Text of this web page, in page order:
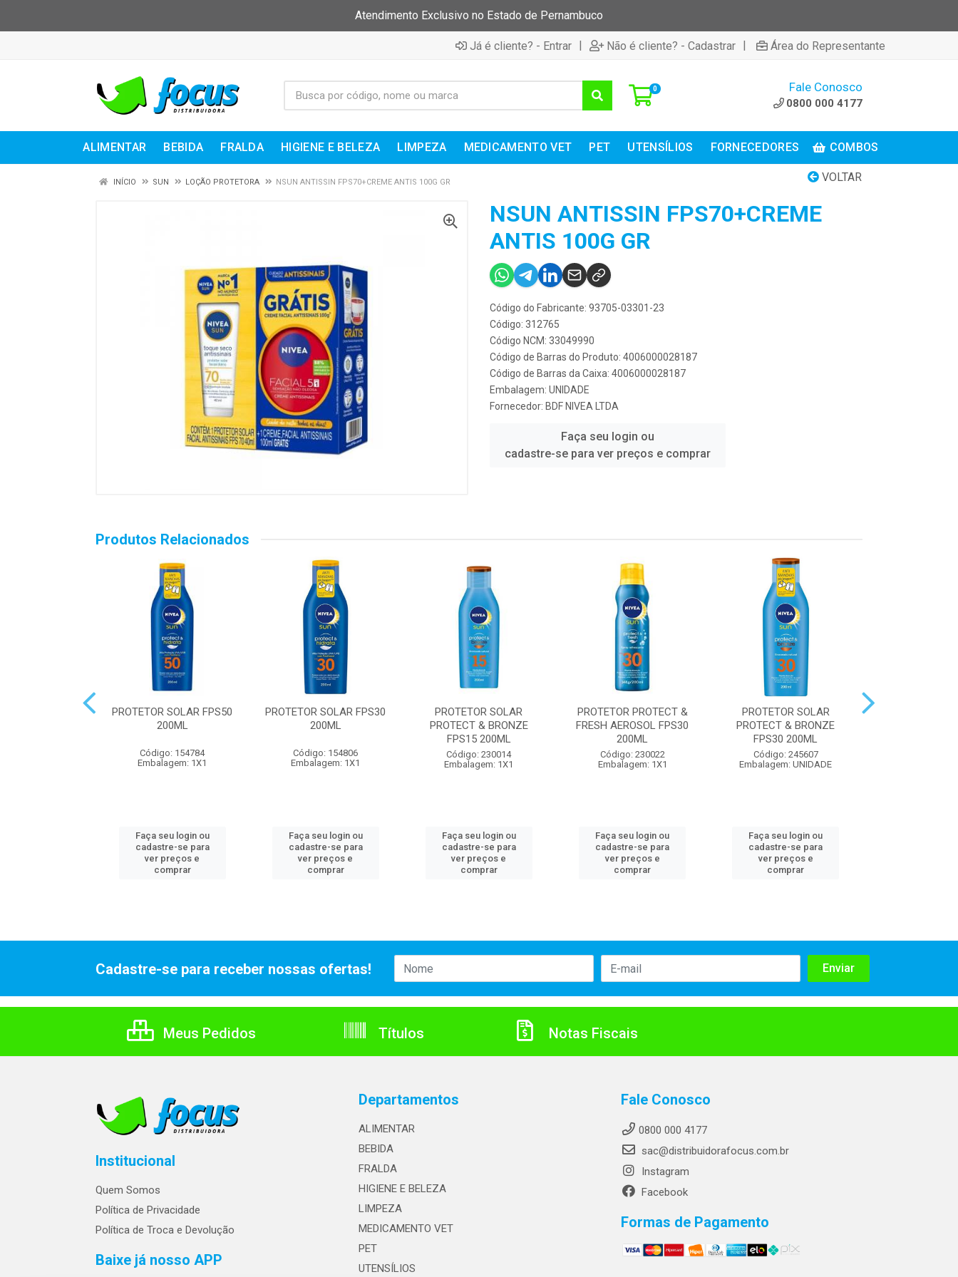
Atendimento Exclusivo no Estado de Pernambuco
Já é cliente? - Entrar | Não é cliente? - Cadastrar | Área do Representante
0 Fale Conosco
0800 000 4177
ALIMENTAR BEBIDA FRALDA HIGIENE E BELEZA LIMPEZA MEDICAMENTO VET PET UTENSÍLIOS FORNECEDORES COMBOS
VOLTAR
INÍCIO SUN LOÇÃO PROTETORA NSUN ANTISSIN FPS70+CREME ANTIS 100G GR
NSUN ANTISSIN FPS70+CREME
ANTIS 100G GR
Código do Fabricante: 93705-03301-23
Código: 312765
Código NCM: 33049990
Código de Barras do Produto: 4006000028187
Código de Barras da Caixa: 4006000028187
Embalagem: UNIDADE
Fornecedor: BDF NIVEA LTDA
Faça seu login ou
cadastre-se para ver preços e comprar
Produtos Relacionados
PROTETOR SOLAR FPS50
200ML
Código: 154784
Embalagem: 1X1
Faça seu login ou
cadastre-se para
ver preços e
comprar
PROTETOR SOLAR FPS30
200ML
Código: 154806
Embalagem: 1X1
Faça seu login ou
cadastre-se para
ver preços e
comprar
PROTETOR SOLAR
PROTECT & BRONZE
FPS15 200ML
Código: 230014
Embalagem: 1X1
Faça seu login ou
cadastre-se para
ver preços e
comprar
PROTETOR PROTECT &
FRESH AEROSOL FPS30
200ML
Código: 230022
Embalagem: 1X1
Faça seu login ou
cadastre-se para
ver preços e
comprar
PROTETOR SOLAR
PROTECT & BRONZE
FPS30 200ML
Código: 245607
Embalagem: UNIDADE
Faça seu login ou
cadastre-se para
ver preços e
comprar
Cadastre-se para receber nossas ofertas!
Meus Pedidos Títulos Notas Fiscais
Institucional
Quem Somos
Política de Privacidade
Política de Troca e Devolução
Baixe já nosso APP
Departamentos
ALIMENTAR
BEBIDA
FRALDA
HIGIENE E BELEZA
LIMPEZA
MEDICAMENTO VET
PET
UTENSÍLIOS
Fale Conosco
0800 000 4177
sac@distribuidorafocus.com.br
Instagram
Facebook
Formas de Pagamento